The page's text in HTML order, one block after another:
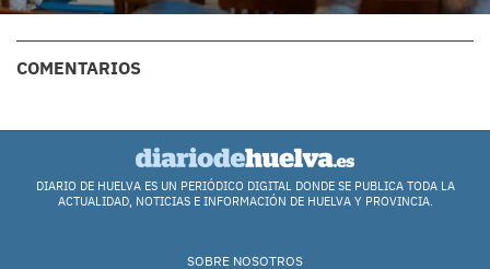
COMENTARIOS
DIARIO DE HUELVA ES UN PERIÓDICO DIGITAL DONDE SE PUBLICA TODA LA
ACTUALIDAD, NOTICIAS E INFORMACIÓN DE HUELVA Y PROVINCIA.
SOBRE NOSOTROS